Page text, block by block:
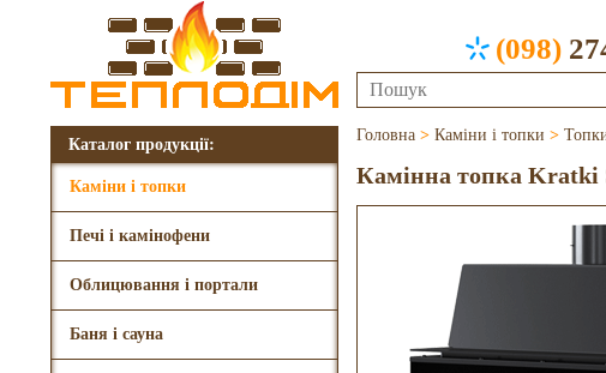
(098)
Каталог продукції:
Каміни і топки
Печі і камінофени
Облицювання і портали
Баня і сауна
Головна > Каміни і топки >
Камінна топка Kratki